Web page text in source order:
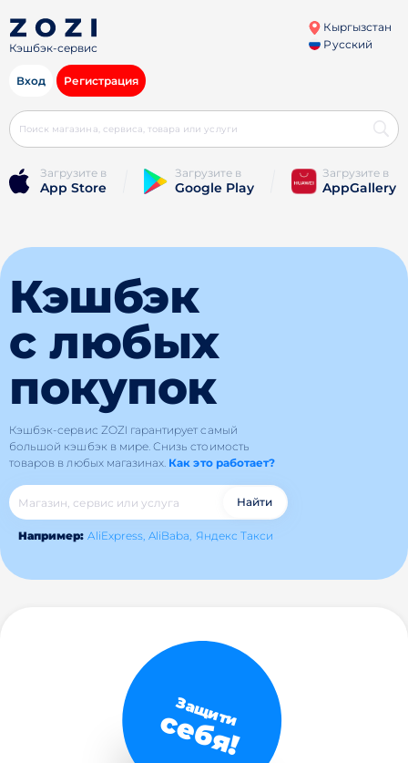
Кэшбэк-сервис
Кыргызстан
Русский
Вход Регистрация
Загрузите в
App Store
Загрузите в
Google Play
Загрузите в
AppGallery
Кэшбэк
с любых
покупок
Кэшбэк-сервис ZOZI гарантирует самый
большой кэшбэк в мире.Снизь стоимость
товаров в любых магазинах. Как это работает?
Найти
Например:AliExpress, AliBaba, Яндекс Такси
Защити
себя!